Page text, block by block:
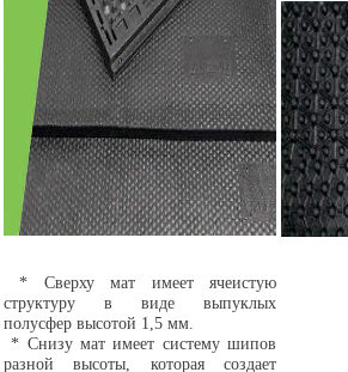
* Сверху мат имеет ячеистую
структуру в виде выпуклых
полусфер высотой 1,5 мм.
* Снизу мат имеет систему шипов
разной высоты, которая создает